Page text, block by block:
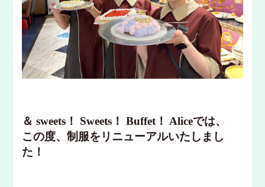
＆ sweets！ Sweets！ Buffet！ Aliceでは、
この度、制服をリニューアルいたしまし
た！